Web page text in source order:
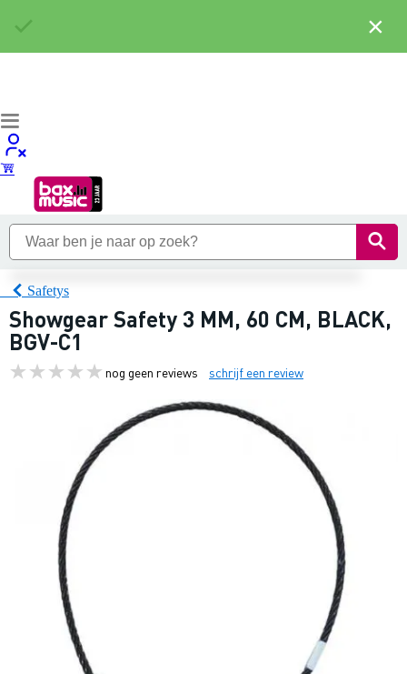
Safetys
Showgear Safety 3 MM, 60 CM, BLACK,
BGV-C1
nog geen reviews schrijf een review
×